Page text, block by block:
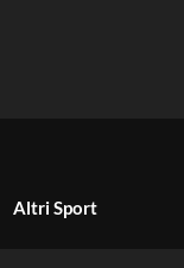
Altri Sport